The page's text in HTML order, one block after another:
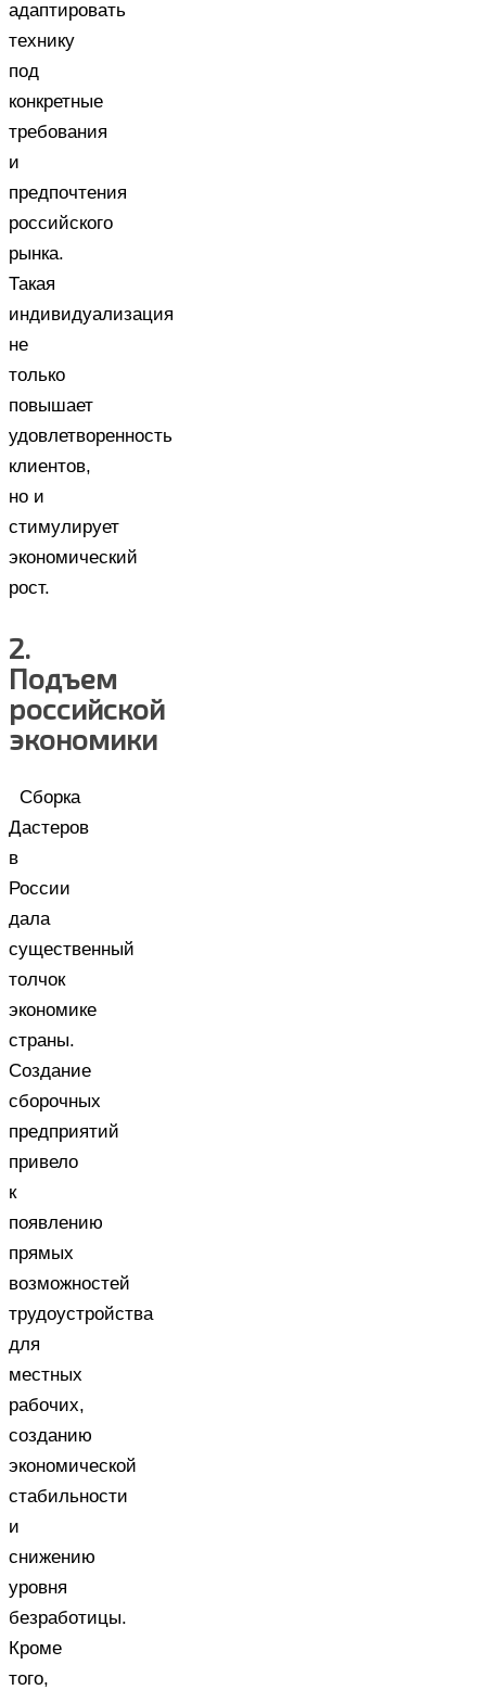
адаптировать
технику
под
конкретные
требования
и
предпочтения
российского
рынка.
Такая
индивидуализация
не
только
повышает
удовлетворенность
клиентов,
но и
стимулирует
экономический
рост.
2.
Подъем
российской
экономики
Сборка
Дастеров
в
России
дала
существенный
толчок
экономике
страны.
Создание
сборочных
предприятий
привело
к
появлению
прямых
возможностей
трудоустройства
для
местных
рабочих,
созданию
экономической
стабильности
и
снижению
уровня
безработицы.
Кроме
того,